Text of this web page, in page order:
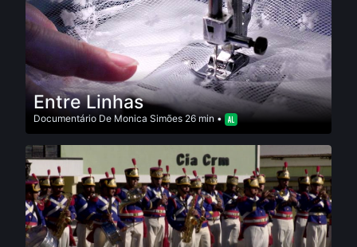
Entre Linhas
Documentário De Monica Simões 26 min •